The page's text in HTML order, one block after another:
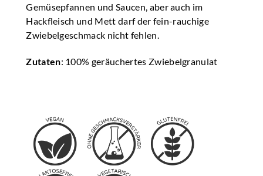
Gemüsepfannen und Saucen, aber auch im
Hackfleisch und Mett darf der fein-rauchige
Zwiebelgeschmack nicht fehlen.
Zutaten: 100% geräuchertes Zwiebelgranulat